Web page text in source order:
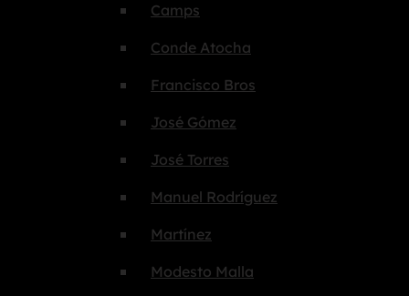
Camps
Conde Atocha
Francisco Bros
José Gómez
José Torres
Manuel Rodríguez
Martínez
Modesto Malla